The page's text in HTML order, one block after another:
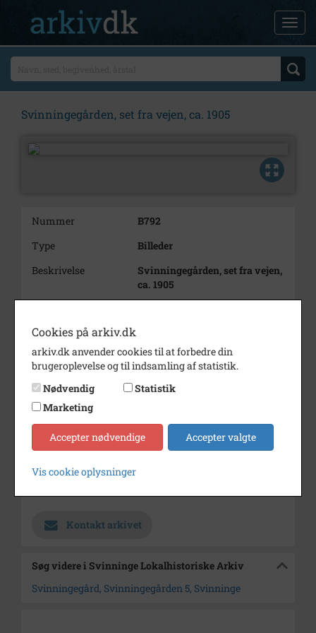
Svinningegården, set fra vejen, ca. 1905
Nummer
B792
Type
Billeder
Beskrivelse
Svinningegården, set fra vejen,
ca. 1905
Her står under dette billede:
No.6 Pris 35 øre, samme no. 6a
Periode
Dateringsnote
ca. 1910
Fotograf
Ukendt
Arkiv
Arkiv
Kontakt arkivet
Søg videre i Svinninge Lokalhistoriske Arkiv
Svinningegård, Svinningegården 5, Svinninge
Cookies på arkiv.dk
arkiv.dk anvender cookies til at forbedre din
brugeroplevelse og til indsamling af statistik.
Nødvendig
Statistik
Marketing
Accepter nødvendige Accepter valgte
Vis cookie oplysninger